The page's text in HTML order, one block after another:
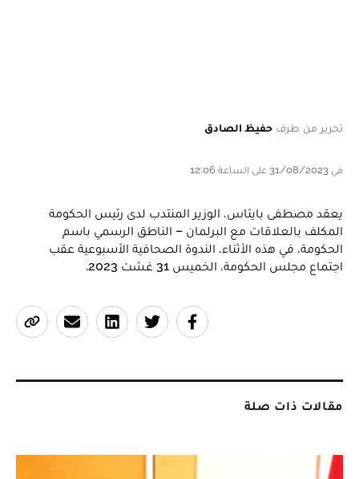
تحرير من طرف حفيظ الصادق
في 31/08/2023 على الساعة 12:06
يعقد مصطفى بايتاس، الوزير المنتدب لدى رئيس الحكومة
المكلف بالعلاقات مع البرلمان – الناطق الرسمي باسم
الحكومة، في هذه الأثناء، الندوة الصحافية الأسبوعية عقب
اجتماع مجلس الحكومة، الخميس 31 غشت 2023.
مقالات ذات صلة